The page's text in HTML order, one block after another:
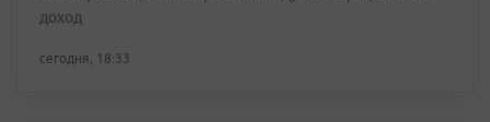
доход
сегодня, 18:33